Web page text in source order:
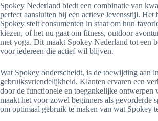
Spokey Nederland biedt een combinatie van
perfect aansluiten bij een actieve levensstijl. Het
Spokey stelt consumenten in staat om hun
kiezen, of het nu gaat om fitness, outdoor
met yoga. Dit maakt Spokey Nederland tot een
voor iedereen die actief wil blijven.
Wat Spokey onderscheidt, is de toewijding aan
gebruiksvriendelijkheid. Klanten ervaren een
door de functionele en toegankelijke ontwerpen
maakt het voor zowel beginners als gevorderde
om optimaal gebruik te maken van wat Spokey